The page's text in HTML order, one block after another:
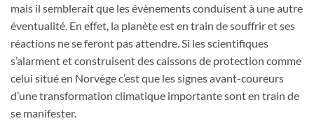
mais il semblerait que les évènements conduisent à une autre
éventualité. En effet, la planète est en train de souffrir et ses
réactions ne se feront pas attendre. Si les scientifiques
s’alarment et construisent des caissons de protection comme
celui situé en Norvège c’est que les signes avant-coureurs
d’une transformation climatique importante sont en train de
se manifester.